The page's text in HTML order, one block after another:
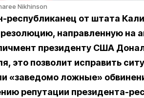
Nikhinson
республиканец от штата
направленную на
президенту США
это позволит исправить
«заведомо ложные»
репутации президента-